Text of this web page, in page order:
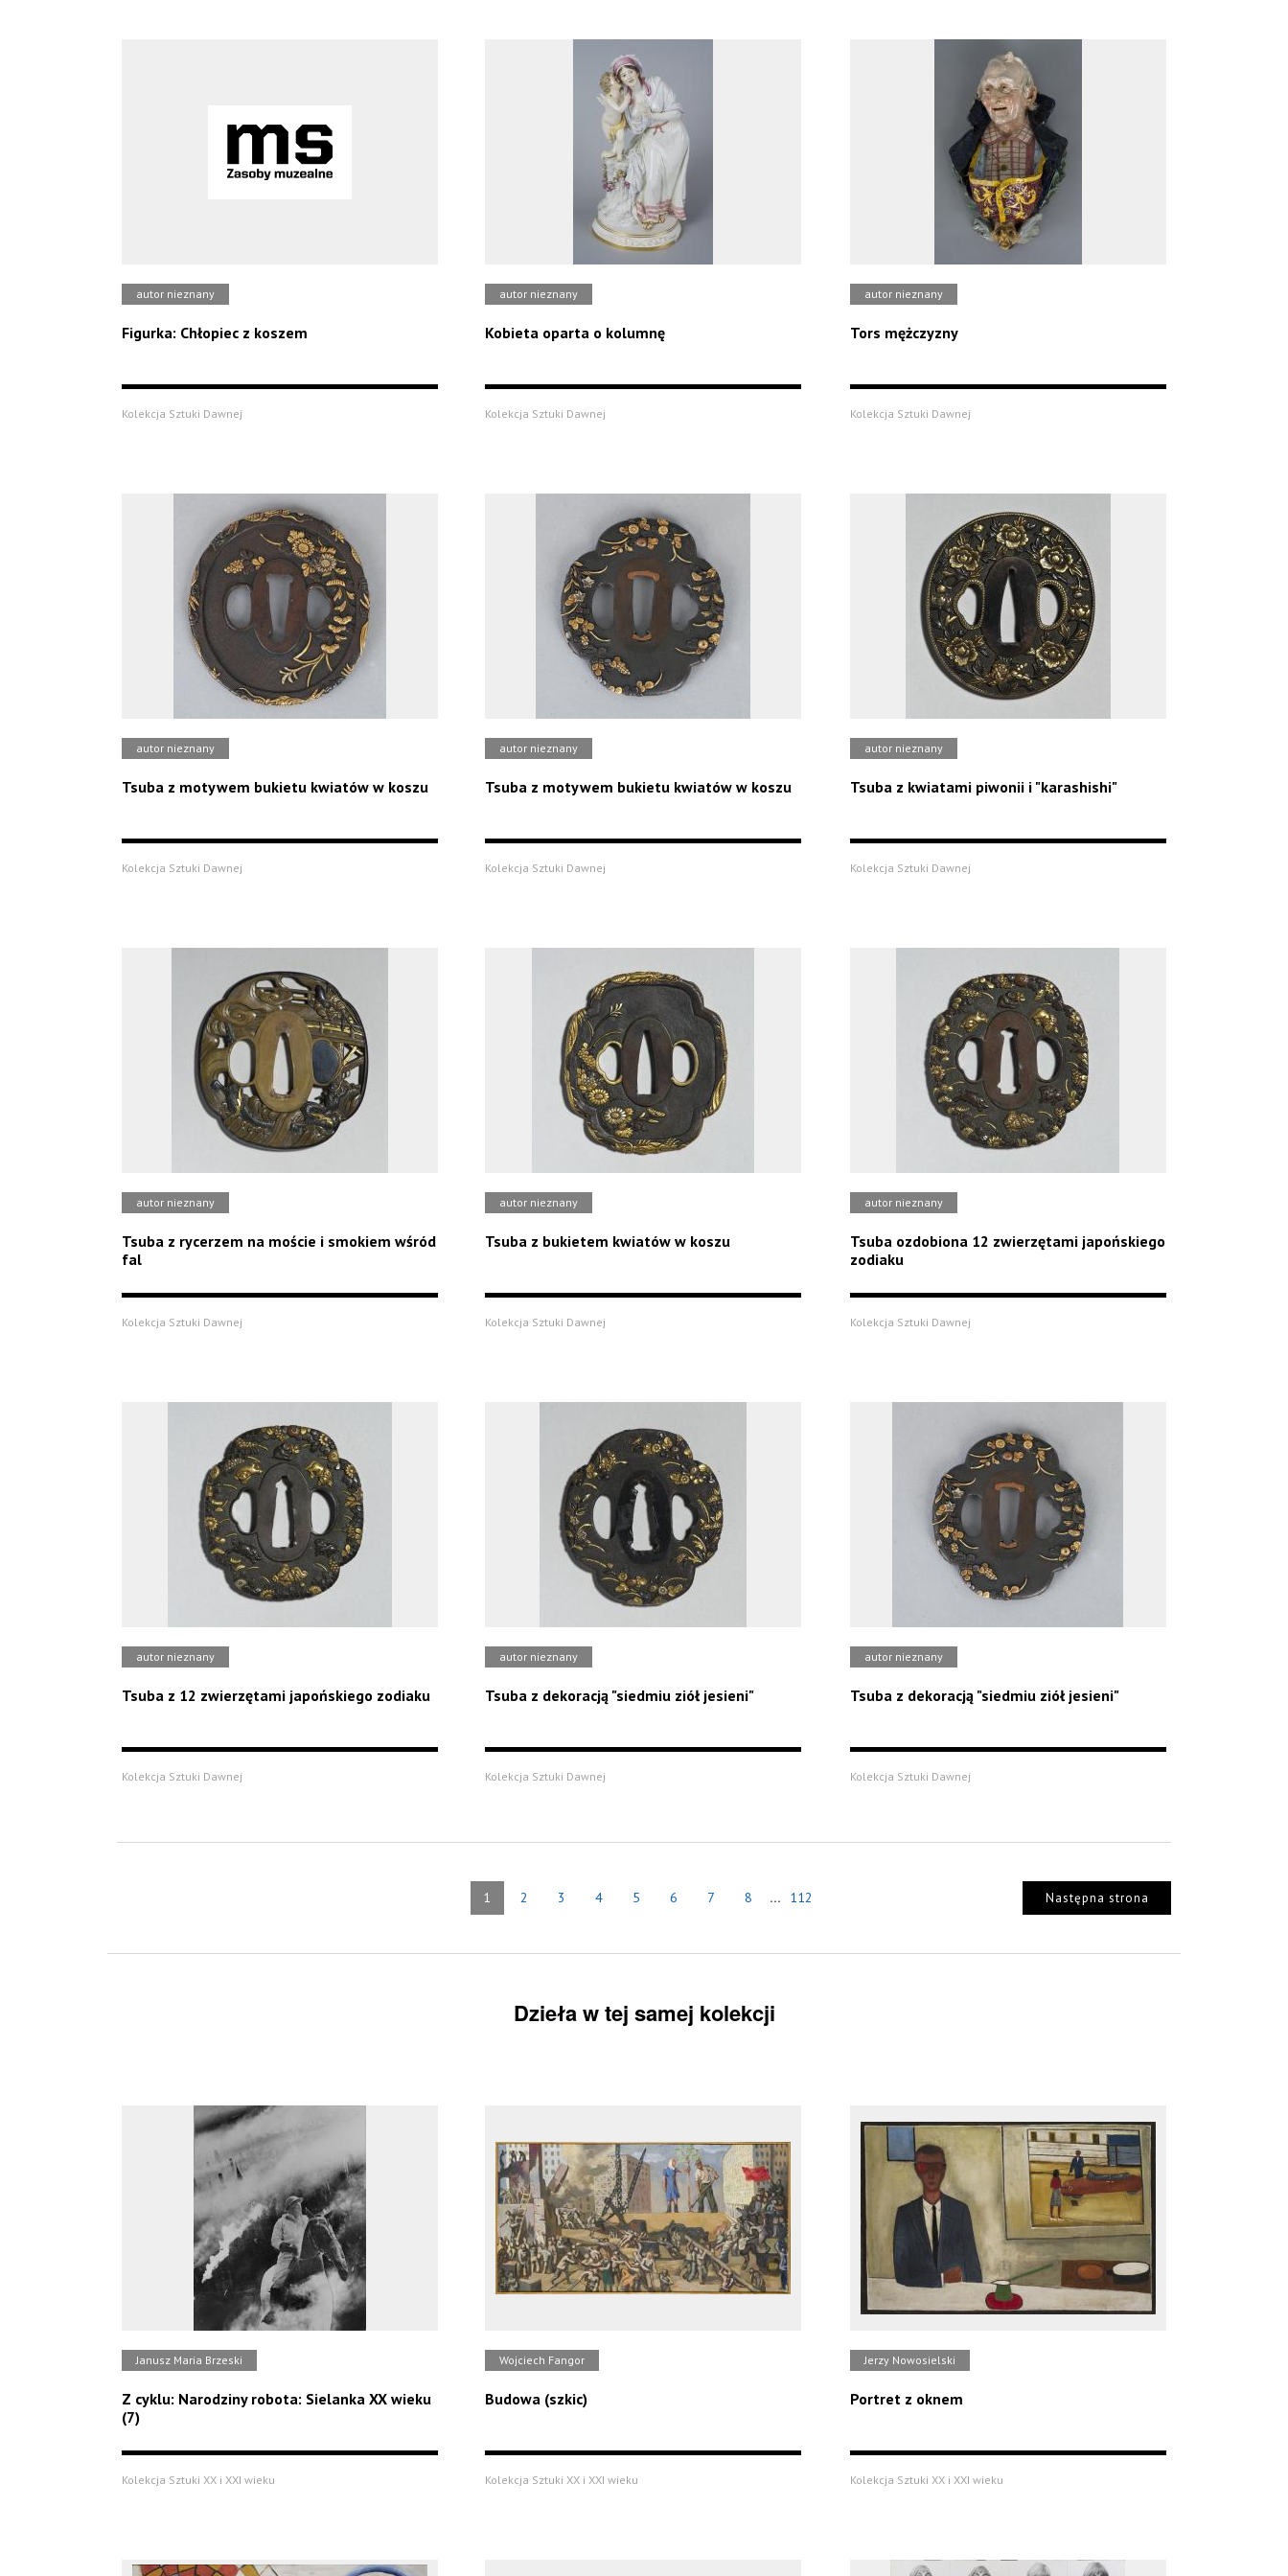
autor nieznany
Figurka: Chłopiec z koszem
Kolekcja Sztuki Dawnej
autor nieznany
Kobieta oparta o kolumnę
Kolekcja Sztuki Dawnej
autor nieznany
Tors mężczyzny
Kolekcja Sztuki Dawnej
autor nieznany
Tsuba z motywem bukietu kwiatów w koszu
Kolekcja Sztuki Dawnej
autor nieznany
Tsuba z motywem bukietu kwiatów w koszu
Kolekcja Sztuki Dawnej
autor nieznany
Tsuba z kwiatami piwonii i "karashishi"
Kolekcja Sztuki Dawnej
autor nieznany
Tsuba z rycerzem na moście i smokiem wśród
fal
Kolekcja Sztuki Dawnej
autor nieznany
Tsuba z bukietem kwiatów w koszu
Kolekcja Sztuki Dawnej
autor nieznany
Tsuba ozdobiona 12 zwierzętami japońskiego
zodiaku
Kolekcja Sztuki Dawnej
autor nieznany
Tsuba z 12 zwierzętami japońskiego zodiaku
Kolekcja Sztuki Dawnej
autor nieznany
Tsuba z dekoracją "siedmiu ziół jesieni"
Kolekcja Sztuki Dawnej
autor nieznany
Tsuba z dekoracją "siedmiu ziół jesieni"
Kolekcja Sztuki Dawnej
1 2 3 4 5 6 7 8 ... 112 Następna strona
Dzieła w tej samej kolekcji
Janusz Maria Brzeski
Z cyklu: Narodziny robota: Sielanka XX wieku
(7)
Kolekcja Sztuki XX i XXI wieku
Wojciech Fangor
Budowa (szkic)
Kolekcja Sztuki XX i XXI wieku
Jerzy Nowosielski
Portret z oknem
Kolekcja Sztuki XX i XXI wieku